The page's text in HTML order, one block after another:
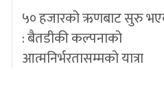
५० हजारको ऋणबाट सुरु
: बैतडीकी कल्पनाको
आत्मनिर्भरतासम्मको यात्रा